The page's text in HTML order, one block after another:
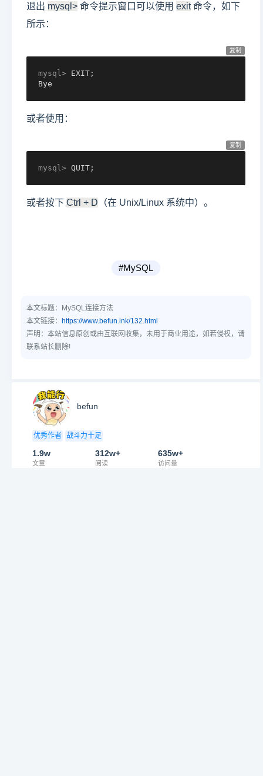
退出 mysql> 命令提示窗口可以使用 exit命令，如下
所示：
复制
mysql> EXIT;
Bye
或者使用：
复制
mysql> QUIT;
或者按下 Ctrl + D （在 Unix/Linux 系统中）。
#MySQL
本文标题： MySQL连接方法
本文链接： https://www.befun.ink/132.html
声明：本站信息原创或由互联网收集，未用于商业用途，如若侵权，请
联系站长删除!
befun
优秀作者 战斗力十足
1.9w
文章
312w+
阅读
635w+
访问量